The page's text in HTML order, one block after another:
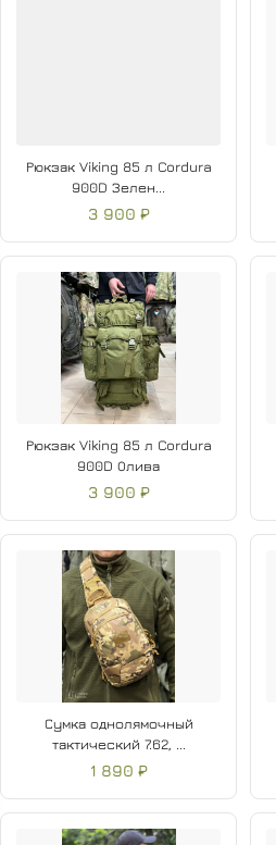
Рюкзак Viking 85 л Cordura
900D Зелен...
3 900 ₽
Рюкзак Viking 85 л Cordura
900D Олива
3 900 ₽
Сумка однолямочный
тактический 7.62, ...
1 890 ₽